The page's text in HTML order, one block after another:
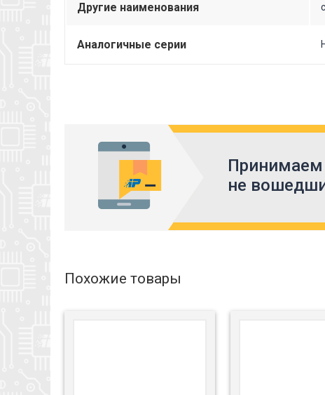
Другие наименования
Аналогичные серии
Принимаем
не
Похожие товары